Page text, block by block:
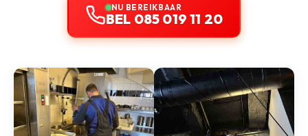
NU BEREIKBAAR
BEL 085 019 11 20